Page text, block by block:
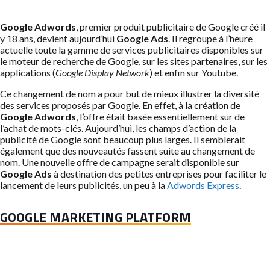
Google Adwords , premier produit publicitaire de Google créé il
y 18 ans, devient aujourd’hui Google Ads . Il regroupe à l’heure
actuelle toute la gamme de services publicitaires disponibles sur
le moteur de recherche de Google, sur les sites partenaires, sur les
applications (Google Display Network) et enfin sur Youtube.
Ce changement de nom a pour but de mieux illustrer la diversité
des services proposés par Google. En effet, à la création de
Google Adwords , l’offre était basée essentiellement sur de
l’achat de mots-clés. Aujourd’hui, les champs d’action de la
publicité de Google sont beaucoup plus larges. Il semblerait
également que des nouveautés fassent suite au changement de
nom. Une nouvelle offre de campagne serait disponible sur
Google Ads à destination des petites entreprises pour faciliter le
lancement de leurs publicités, un peu à la Adwords Express
GOOGLE MARKETING PLATFORM